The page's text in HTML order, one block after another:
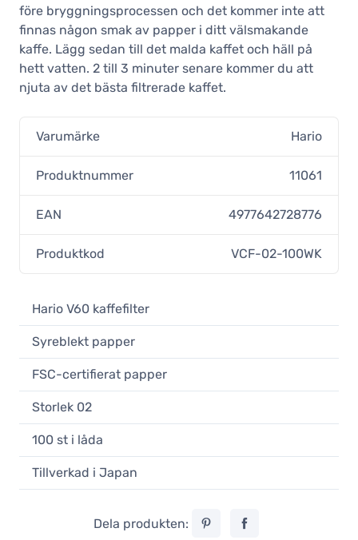
före bryggningsprocessen och det kommer inte att
finnas någon smak av papper i ditt välsmakande
kaffe. Lägg sedan till det malda kaffet och häll på
hett vatten. 2 till 3 minuter senare kommer du att
njuta av det bästa filtrerade kaffet.
Varumärke Hario
Produktnummer 11061
EAN 4977642728776
Produktkod VCF-02-100WK
Hario V60 kaffefilter
Syreblekt papper
FSC-certifierat papper
Storlek 02
100 st i låda
Tillverkad i Japan
Dela produkten: